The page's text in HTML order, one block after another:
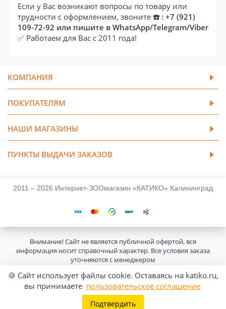
Если у Вас возникают вопросы по товару или
трудности с оформлением, звоните ☎️ : +7 (921)
109-72-92 или пишите в WhatsApp/Telegram/Viber
✅ Работаем для Вас с 2011 года!
КОМПАНИЯ
ПОКУПАТЕЛЯМ
НАШИ МАГАЗИНЫ
ПУНКТЫ ВЫДАЧИ ЗАКАЗОВ
2011 – 2026 Интернет-ЗООмагазин «КАТИКО» Калининград
🍪 Сайт использует файлы cookie. Оставаясь на katiko.ru,
вы принимаете пользовательское соглашение
Подтвердить
Внимание! Сайт не является публичной офертой, вся
информация носит справочный характер. Все условия заказа
уточняются с менеджером